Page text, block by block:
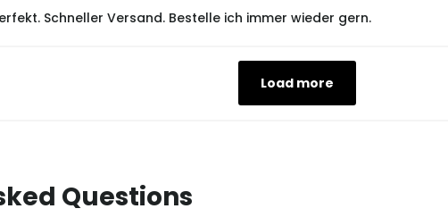
Schneller Versand. Bestelle ich immer wieder gern.
Load more
Questions